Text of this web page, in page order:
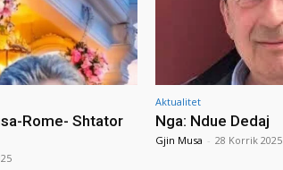
Rome- Shtator
Aktualitet
Nga: Ndue Dedaj
Gjin Musa - 28 Korrik 2025